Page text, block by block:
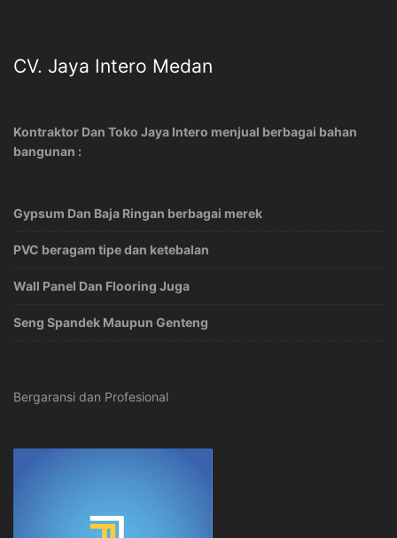
CV. Jaya Intero Medan
Kontraktor Dan Toko Jaya Intero menjual berbagai bahan
bangunan :
Gypsum Dan Baja Ringan berbagai merek
PVC beragam tipe dan ketebalan
Wall Panel Dan Flooring Juga
Seng Spandek Maupun Genteng
Bergaransi dan Profesional